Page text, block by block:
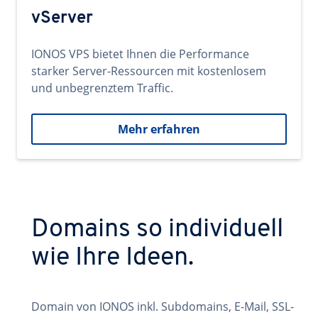
vServer
IONOS VPS bietet Ihnen die Performance
starker Server-Ressourcen mit kostenlosem
und unbegrenztem Traffic.
Mehr erfahren
Domains so individuell
wie Ihre Ideen.
Domain von IONOS inkl. Subdomains, E-Mail, SSL-